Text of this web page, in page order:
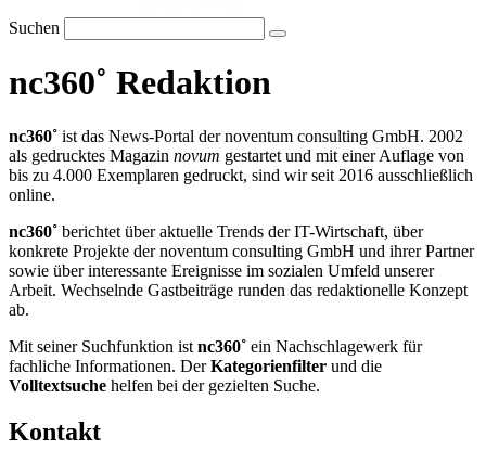
Suchen
nc360˚ Redaktion
nc360˚ ist das News-Portal der noventum consulting GmbH. 2002
als gedrucktes Magazin novum gestartet und mit einer Auflage von
bis zu 4.000 Exemplaren gedruckt, sind wir seit 2016 ausschließlich
online.
nc360˚ berichtet über aktuelle Trends der IT-Wirtschaft, über
konkrete Projekte der noventum consulting GmbH und ihrer Partner
sowie über interessante Ereignisse im sozialen Umfeld unserer
Arbeit. Wechselnde Gastbeiträge runden das redaktionelle Konzept
ab.
Mit seiner Suchfunktion ist nc360˚ ein Nachschlagewerk für
fachliche Informationen. DerKategorienfilter und die
Volltextsuche helfen bei der gezielten Suche.
Kontakt